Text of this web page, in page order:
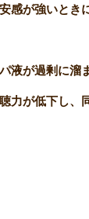
感が強いとき
液が過剰に
力が低下し、